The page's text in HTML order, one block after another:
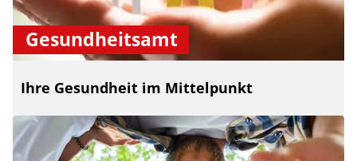
Gesundheitsamt
Ihre Gesundheit im Mittelpunkt